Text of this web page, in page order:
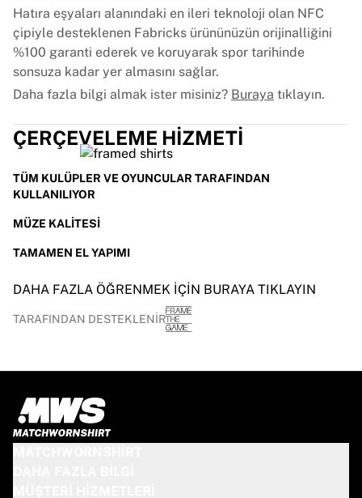
Hatıra eşyaları alanındaki en ileri teknoloji olan NFC
çipiyle desteklenen Fabricks ürününüzün orijinalliğini
%100 garanti ederek ve koruyarak spor tarihinde
sonsuza kadar yer almasını sağlar.
Daha fazla bilgi almak ister misiniz? Buraya tıklayın.
ÇERÇEVELEME HIZMETI
TÜM KULÜPLER VE OYUNCULAR TARAFINDAN
KULLANILIYOR
MÜZE KALITESI
TAMAMEN EL YAPIMI
DAHA FAZLA ÖĞRENMEK IÇIN BURAYA TIKLAYIN
TARAFINDAN DESTEKLENIR